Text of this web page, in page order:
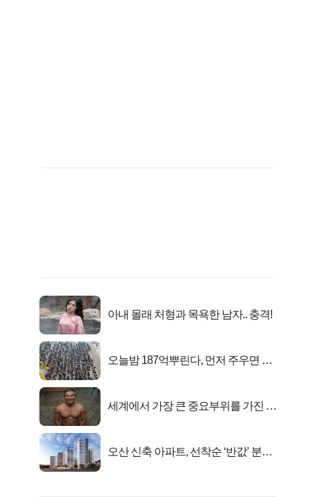
아내 몰래 처형과 목욕한 남자.. 충격!
오늘밤 187억뿌린다, 먼저 주우면 최
세계에서 가장 큰 중요부위를 가진 남
오산 신축 아파트, 선착순 ‘반값’ 분양